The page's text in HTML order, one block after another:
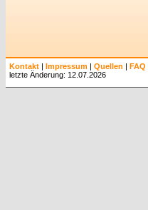
Kontakt | Impressum | Quellen | FAQ
letzte Änderung: 12.07.2026